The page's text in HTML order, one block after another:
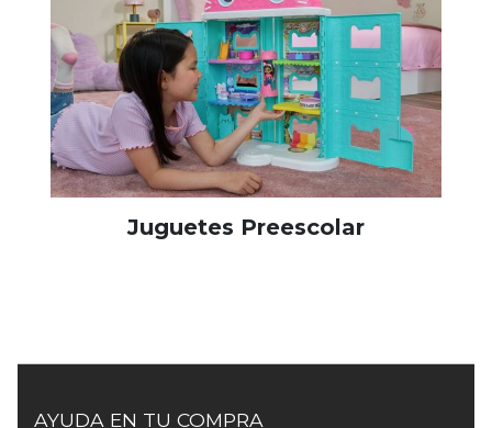
Juguetes Preescolar
AYUDA EN TU COMPRA